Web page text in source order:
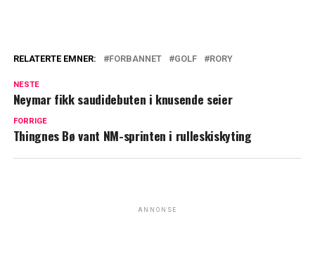
RELATERTE EMNER: FORBANNET GOLF RORY
NESTE
Neymar fikk saudidebuten i knusende seier
FORRIGE
Thingnes Bø vant NM-sprinten i rulleskiskyting
ANNONSE